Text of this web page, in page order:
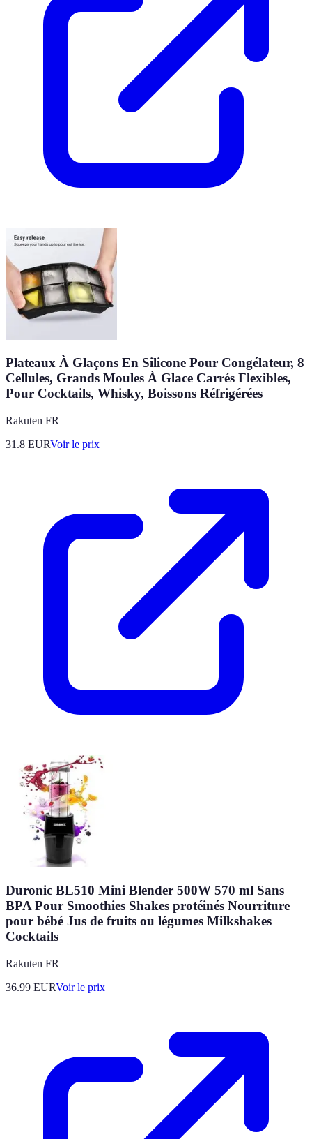
Plateaux À Glaçons En Silicone Pour Congélateur, 8
Cellules, Grands Moules À Glace Carrés Flexibles,
Pour Cocktails, Whisky, Boissons Réfrigérées
Rakuten FR
31.8 EURVoir le prix
Duronic BL510 Mini Blender 500W 570 ml Sans
BPA Pour Smoothies Shakes protéinés Nourriture
pour bébé Jus de fruits ou légumes Milkshakes
Cocktails
Rakuten FR
36.99 EURVoir le prix